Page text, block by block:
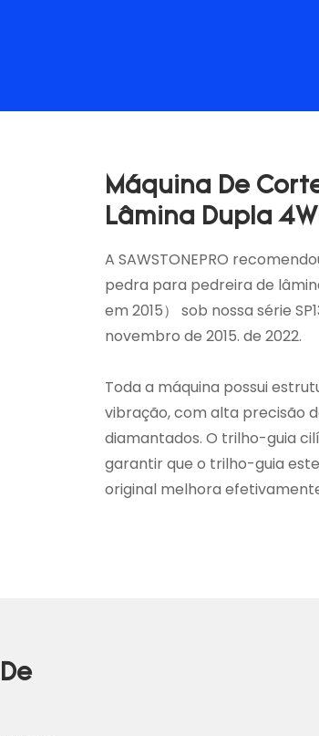
Máquina De
Lâmina Dupla
A SAWSTONEPRO
pedra para pedreira de
em 2015） sob nossa série
novembro de 2015. de 2022.
Toda a máquina possui
vibração, com alta precisão
diamantados. O trilho-guia
garantir que o trilho-guia
original melhora